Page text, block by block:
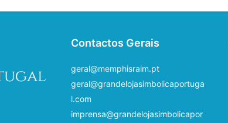
Contactos Gerais
geral@memphisraim.pt
geral@grandelojasimbolicaportuga
l.com
imprensa@grandelojasimbolicapor